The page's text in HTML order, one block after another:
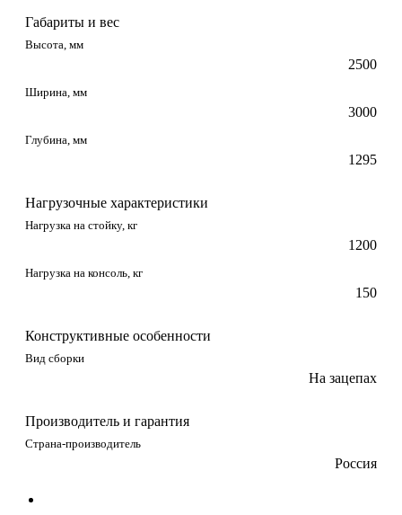
Габариты и вес
Высота, мм
2500
Ширина, мм
3000
Глубина, мм
1295
Нагрузочные характеристики
Нагрузка на стойку, кг
1200
Нагрузка на консоль, кг
150
Конструктивные особенности
Вид сборки
На зацепах
Производитель и гарантия
Страна-производитель
Россия